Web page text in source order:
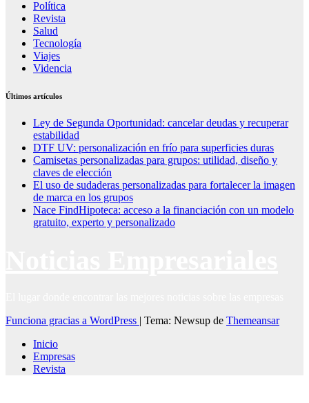
Política
Revista
Salud
Tecnología
Viajes
Videncia
Últimos artículos
Ley de Segunda Oportunidad: cancelar deudas y recuperar
estabilidad
DTF UV: personalización en frío para superficies duras
Camisetas personalizadas para grupos: utilidad, diseño y
claves de elección
El uso de sudaderas personalizadas para fortalecer la imagen
de marca en los grupos
Nace FindHipoteca: acceso a la financiación con un modelo
gratuito, experto y personalizado
Funciona gracias a WordPress | Tema: Newsup de Themeansar
Inicio
Empresas
Revista